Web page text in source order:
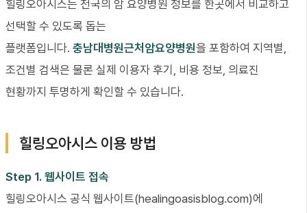
힐링오아시스는 전국의 암 요양병원 정보를 한곳에서 비교하고
선택할 수 있도록 돕는
플랫폼입니다. 충남대병원근처암요양병원을 포함하여 지역별,
조건별 검색은 물론 실제 이용자 후기, 비용 정보, 의료진
현황까지 투명하게 확인할 수 있습니다.
힐링오아시스 이용 방법
Step 1. 웹사이트 접속
힐링오아시스 공식 웹사이트(healingoasisblog.com)에